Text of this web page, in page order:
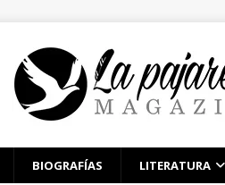
BIOGRAFÍAS LITERATURA